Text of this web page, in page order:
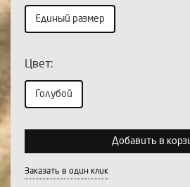
Единый размер
Цвет:
Голубой
Добавить в
Заказать в один клик